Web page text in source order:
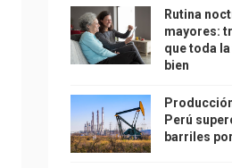
Rutina
mayores:
que toda
bien
Perú
barriles